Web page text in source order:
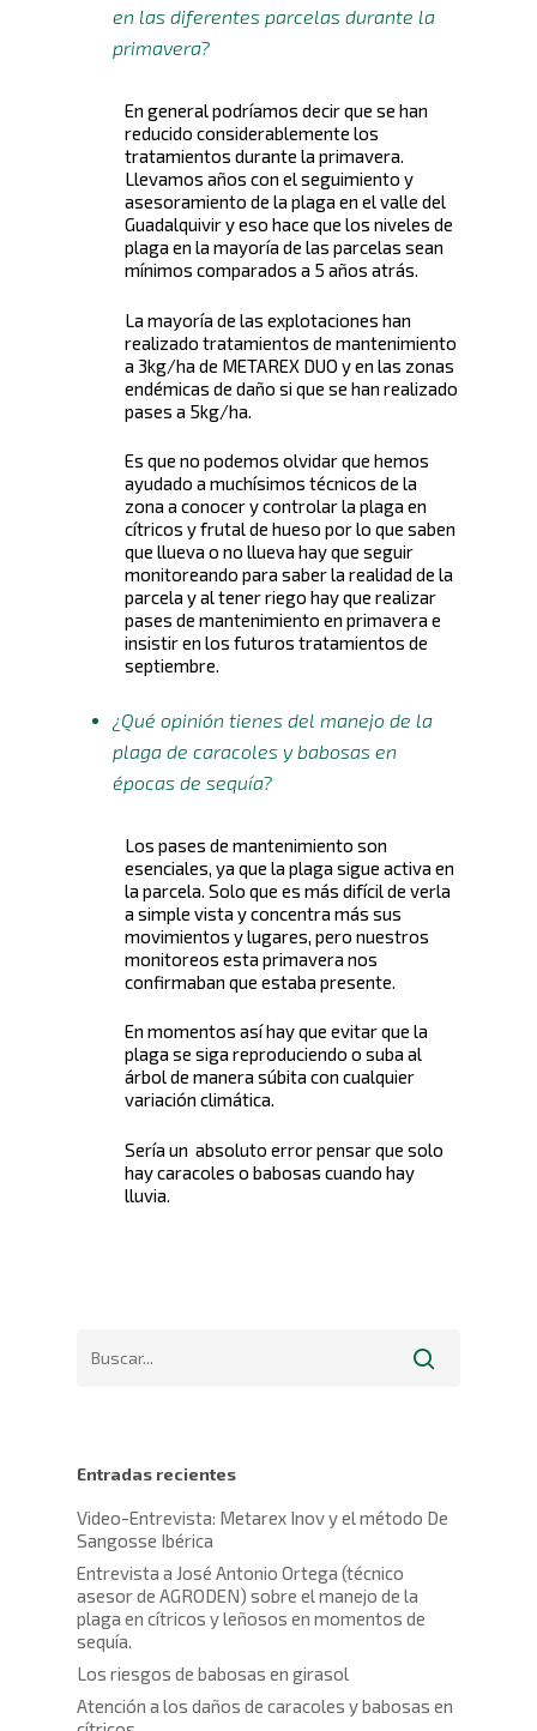
en las diferentes parcelas durante la
primavera?
En general podríamos decir que se han
reducido considerablemente los
tratamientos durante la primavera.
Llevamos años con el seguimiento y
asesoramiento de la plaga en el valle del
Guadalquivir y eso hace que los niveles de
plaga en la mayoría de las parcelas sean
mínimos comparados a 5 años atrás.
La mayoría de las explotaciones han
realizado tratamientos de mantenimiento
a 3kg/ha de METAREX DUO y en las zonas
endémicas de daño si que se han realizado
pases a 5kg/ha.
Es que no podemos olvidar que hemos
ayudado a muchísimos técnicos de la
zona a conocer y controlar la plaga en
cítricos y frutal de hueso por lo que saben
que llueva o no llueva hay que seguir
monitoreando para saber la realidad de la
parcela y al tener riego hay que realizar
pases de mantenimiento en primavera e
insistir en los futuros tratamientos de
septiembre.
¿Qué opinión tienes del manejo de la
plaga de caracoles y babosas en
épocas de sequía?
Los pases de mantenimiento son
esenciales, ya que la plaga sigue activa en
la parcela. Solo que es más difícil de verla
a simple vista y concentra más sus
movimientos y lugares, pero nuestros
monitoreos esta primavera nos
confirmaban que estaba presente.
En momentos así hay que evitar que la
plaga se siga reproduciendo o suba al
árbol de manera súbita con cualquier
variación climática.
Sería un absoluto error pensar que solo
hay caracoles o babosas cuando hay
lluvia.
Entradas recientes
Video-Entrevista: Metarex Inov y el método De
Sangosse Ibérica
Entrevista a José Antonio Ortega (técnico
asesor de AGRODEN) sobre el manejo de la
plaga en cítricos y leñosos en momentos de
sequía.
Los riesgos de babosas en girasol
Atención a los daños de caracoles y babosas en